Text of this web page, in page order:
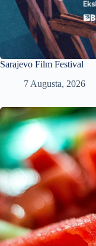
Sarajevo Film Festival
7 Augusta, 2026